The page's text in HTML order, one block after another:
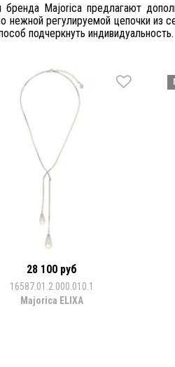
бренда Majorica предлагают
нежной регулируемой цепочки
подчеркнуть индивидуальность.
28 100 руб
16587.01.2.000.010.1
Majorica ELIXA